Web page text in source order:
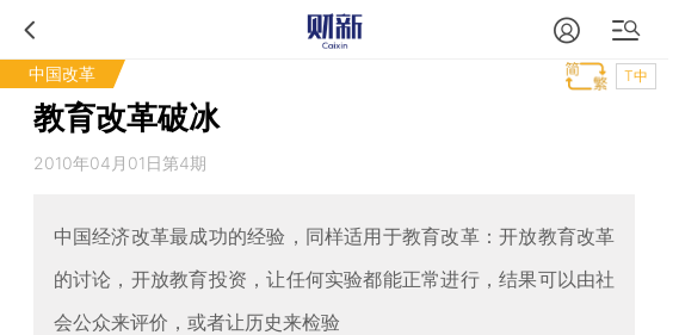
中国改革 T中
教育改革破冰
2010年04月01日第4期
中国经济改革最成功的经验，同样适用于教育改革：开放教育改革
的讨论，开放教育投资，让任何实验都能正常进行，结果可以由社
会公众来评价，或者让历史来检验